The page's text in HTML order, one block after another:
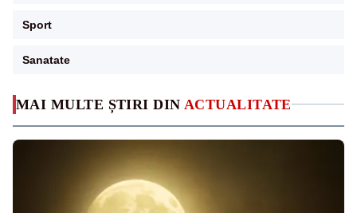
MAI MULTE ȘTIRI DIN ACTUALITATE
Sport
Sanatate